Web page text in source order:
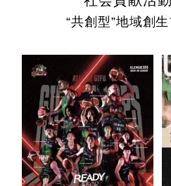
“共創型”地域創